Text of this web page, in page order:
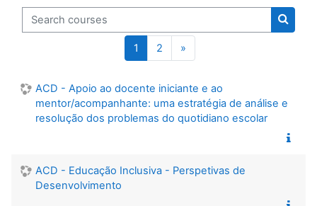
Search courses
1 (current)
2 »Next page
ACD - Apoio ao docente iniciante e ao
mentor/acompanhante: uma estratégia de análise e
resolução dos problemas do quotidiano escolar
ACD - Educação Inclusiva - Perspetivas de
Desenvolvimento